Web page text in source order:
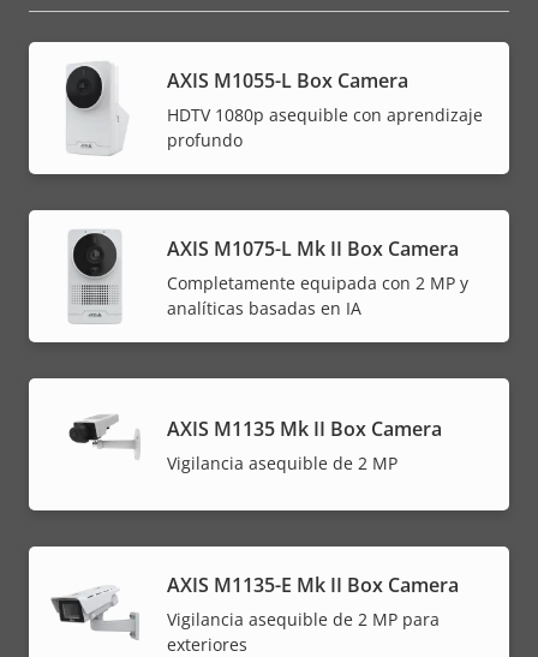
AXIS M1055-L Box Camera
HDTV 1080p asequible con aprendizaje
profundo
AXIS M1075-L Mk II Box Camera
Completamente equipada con 2 MP y
analíticas basadas en IA
AXIS M1135 Mk II Box Camera
Vigilancia asequible de 2 MP
AXIS M1135-E Mk II Box Camera
Vigilancia asequible de 2 MP para
exteriores